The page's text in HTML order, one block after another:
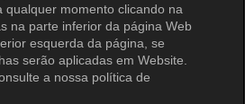
qualquer momento clicando na
na parte inferior da página Web
esquerda da página, se
serão aplicadas em Website.
a nossa política de